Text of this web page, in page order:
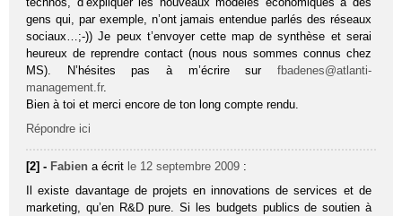
gens qui, par exemple, n’ont jamais entendue parlés des réseaux
sociaux…;-)) Je peux t’envoyer cette map de synthèse et serai
heureux de reprendre contact (nous nous sommes connus chez
MS). N’hésites pas à m’écrire sur fbadenes@atlanti-
management.fr.
Bien à toi et merci encore de ton long compte rendu.
Répondre ici
[2] - Fabien a écrit le 12 septembre 2009 :
Il existe davantage de projets en innovations de services et de
marketing, qu’en R&D pure. Si les budgets publics de soutien à